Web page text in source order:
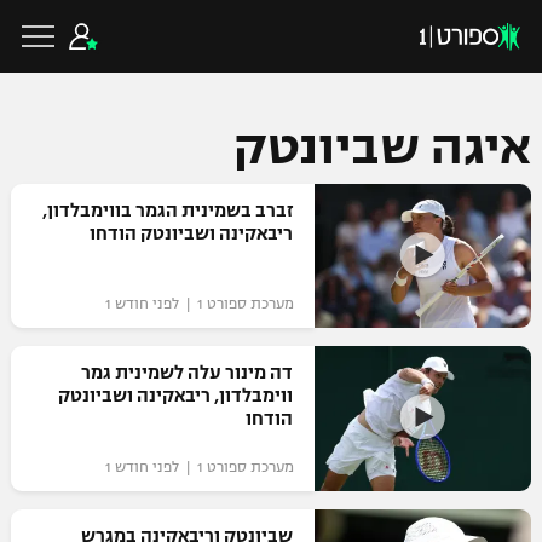
כדורגל ישראלי
ליגת העל
גביע הטוטו
ליגיונרים
גביע המדינה
כדורגל עולמי
ליגת האלופות
ליגה אירופית
ליגה אנגלית
כדורסל ישראלי
ליגת ווינר סל
ליגה לאומית
כדורסל עולמי
NBA
איגה שביונטק
זברב בשמינית הגמר בווימבלדון,
ריבאקינה ושביונטק הודחו
מערכת ספורט 1 | לפני חודש 1
דה מינור עלה לשמינית גמר
ווימבלדון, ריבאקינה ושביונטק
הודחו
מערכת ספורט 1 | לפני חודש 1
שביונטק וריבאקינה במגרש